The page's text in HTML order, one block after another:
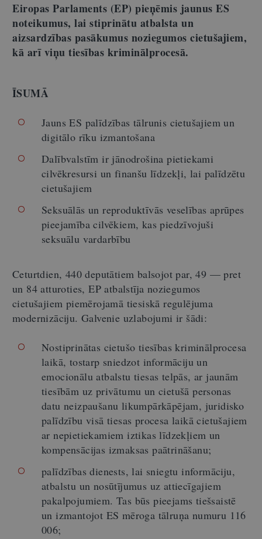
Eiropas Parlaments (EP) pieņēmis jaunus ES
noteikumus, lai stiprinātu atbalsta un
aizsardzības pasākumus noziegumos cietušajiem,
kā arī viņu tiesības kriminālprocesā.
ĪSUMĀ
Jauns ES palīdzības tālrunis cietušajiem un
digitālo rīku izmantošana
Dalībvalstīm ir jānodrošina pietiekami
cilvēkresursi un finanšu līdzekļi, lai palīdzētu
cietušajiem
Seksuālās un reproduktīvās veselības aprūpes
pieejamība cilvēkiem, kas piedzīvojuši
seksuālu vardarbību
Ceturtdien, 440 deputātiem balsojot par, 49 — pret
un 84 atturoties, EP atbalstīja noziegumos
cietušajiem piemērojamā tiesiskā regulējuma
modernizāciju. Galvenie uzlabojumi ir šādi:
Nostiprinātas cietušo tiesības kriminālprocesa
laikā, tostarp sniedzot informāciju un
emocionālu atbalstu tiesas telpās, ar jaunām
tiesībām uz privātumu un cietušā personas
datu neizpaušanu likumpārkāpējam, juridisko
palīdzību visā tiesas procesa laikā cietušajiem
ar nepietiekamiem iztikas līdzekļiem un
kompensācijas izmaksas paātrināšanu;
palīdzības dienests, lai sniegtu informāciju,
atbalstu un nosūtījumus uz attiecīgajiem
pakalpojumiem. Tas būs pieejams tiešsaistē
un izmantojot ES mēroga tālruņa numuru 116
006;